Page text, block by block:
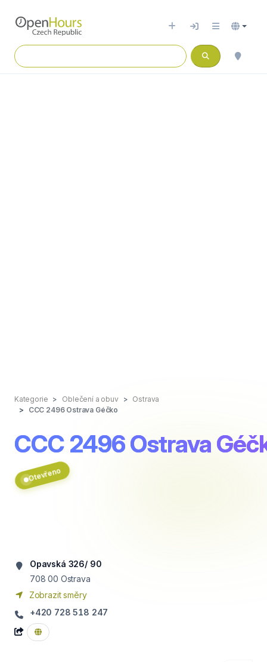
Kategorie Oblečení a obuv
Ostrava
CCC 2496 Ostrava Géčko
CCC 2496 Ostrava
Otevřeno
Opavská 326/ 90
708 00 Ostrava
Zobrazit směry
+420 728 518 247